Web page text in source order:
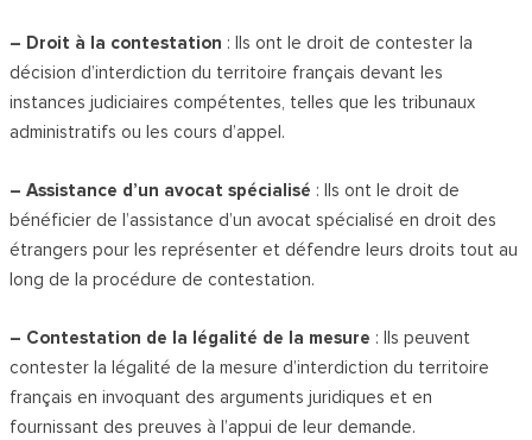
– Droit à la contestation : Ils ont le droit de contester la
décision d’interdiction du territoire français devant les
instances judiciaires compétentes, telles que les tribunaux
administratifs ou les cours d’appel.
– Assistance d’un avocat spécialisé : Ils ont le droit de
bénéficier de l’assistance d’un avocat spécialisé en droit des
étrangers pour les représenter et défendre leurs droits tout au
long de la procédure de contestation.
– Contestation de la légalité de la mesure : Ils peuvent
contester la légalité de la mesure d’interdiction du territoire
français en invoquant des arguments juridiques et en
fournissant des preuves à l’appui de leur demande.